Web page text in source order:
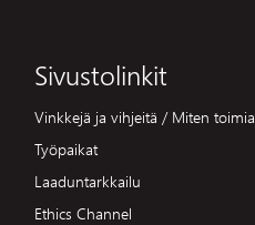
Sivustolinkit
Vinkkejä ja vihjeitä / Miten toimia
Työpaikat
Laaduntarkkailu
Ethics Channel